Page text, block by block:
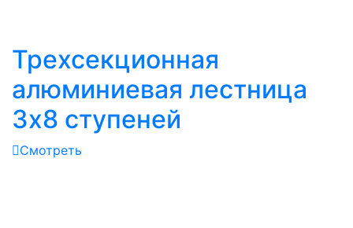
Трехсекционная
алюминиевая лестница
3х8 ступеней
Смотреть